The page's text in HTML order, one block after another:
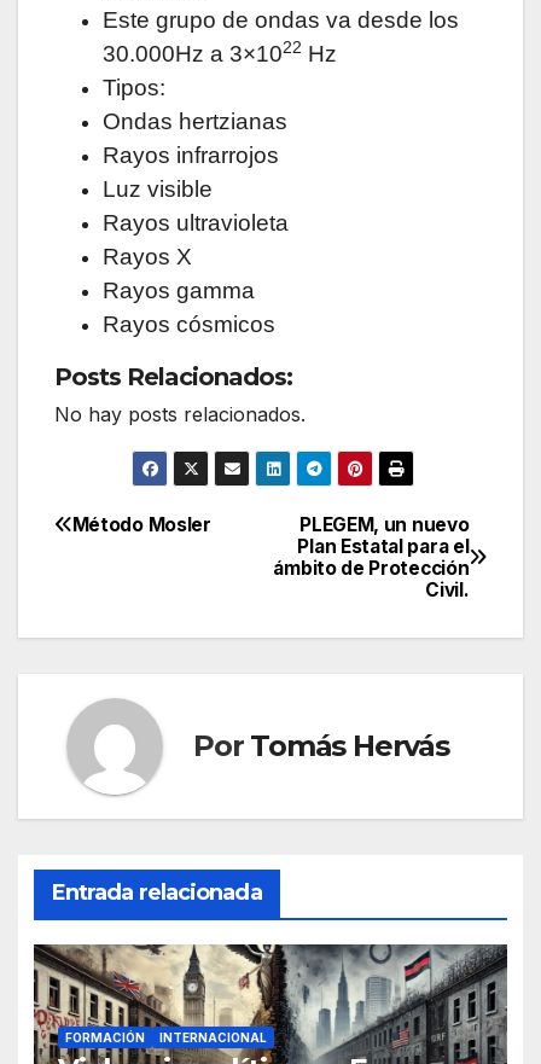
Este grupo de ondas va desde los
30.000Hz a 3×1022 Hz
Tipos:
Ondas hertzianas
Rayos infrarrojos
Luz visible
Rayos ultravioleta
Rayos X
Rayos gamma
Rayos cósmicos
Posts Relacionados:
No hay posts relacionados.
Navegación
entradas
PLEGEM, un nuevo
Plan Estatal para el
ámbito de Protección
Civil.
Método Mosler
Por Tomás Hervás
Entrada relacionada
FORMACIÓN INTERNACIONAL